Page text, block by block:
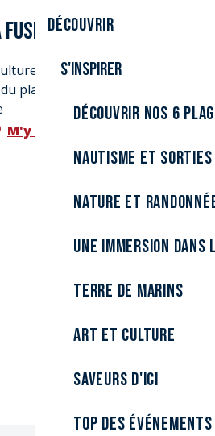
Découvrir
S'inspirer
Découvrir nos 6
Nautisme et sorties
Nature et
Une immersion
Terre de marins
Art et culture
Saveurs d'ici
Top des événements
magique
Scientifique, Technique
planétarium, 59180
M'y rendre